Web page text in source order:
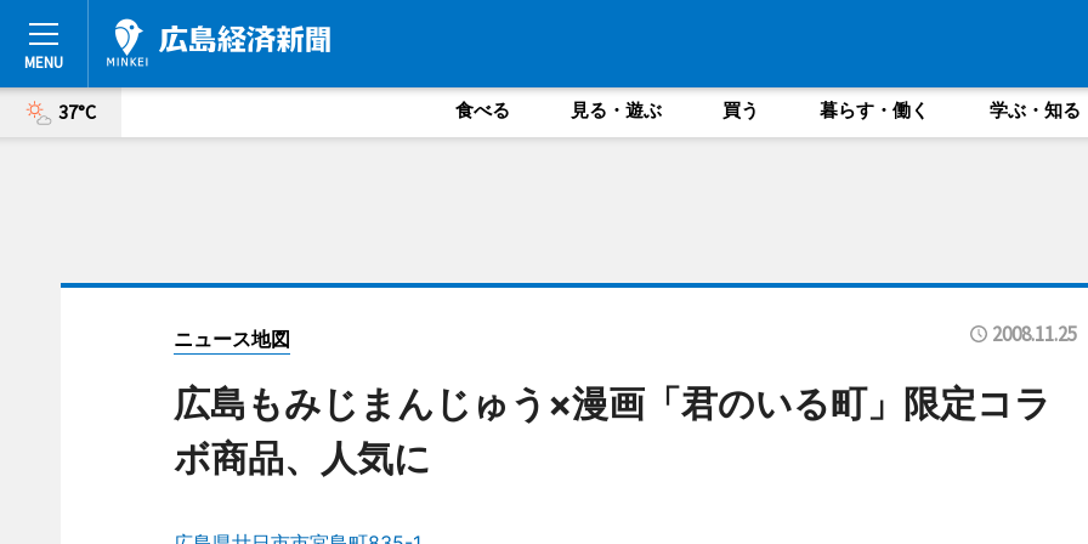
37°C 食べる 見る・遊ぶ 買う 暮らす・働く 学ぶ・知る
ニュース地図 2008.11.25
広島もみじまんじゅう×漫画「君のいる町」限定コラ
ボ商品、人気に